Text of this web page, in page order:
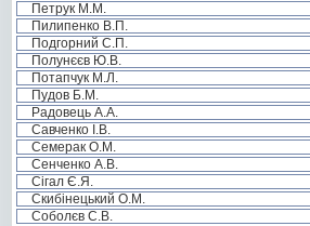
Петрук М.М.
Пилипенко В.П.
Подгорний С.П.
Полунєєв Ю.В.
Потапчук М.Л.
Пудов Б.М.
Радовець А.А.
Савченко І.В.
Семерак О.М.
Сенченко А.В.
Сігал Є.Я.
Скибінецький О.М.
Соболєв С.В.